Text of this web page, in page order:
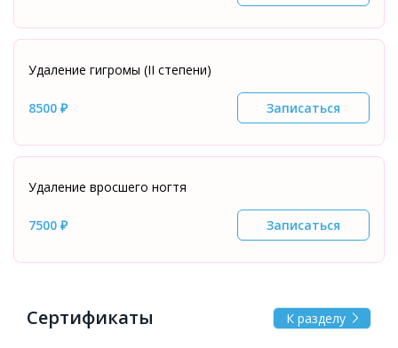
Удаление гигромы (II степени)
8500 ₽ Записаться
Удаление вросшего ногтя
7500 ₽ Записаться
Сертификаты К разделу